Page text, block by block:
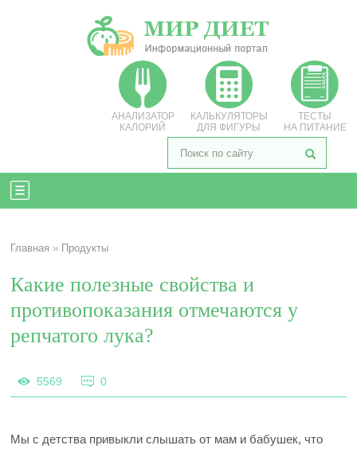
АНАЛИЗАТОР
КАЛОРИЙ
КАЛЬКУЛЯТОРЫ
ДЛЯ ФИГУРЫ
ТЕСТЫ
НА ПИТАНИЕ
Главная » Продукты
Какие полезные свойства и
противопоказания отмечаются у
репчатого лука?
5569 0
Мы с детства привыкли слышать от мам и бабушек, что